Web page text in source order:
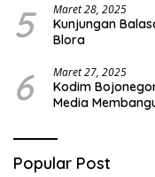
5 Maret 28, 2025
Kunjungan
Blora
6 Maret 27, 2025
Kodim
Media
Popular Post